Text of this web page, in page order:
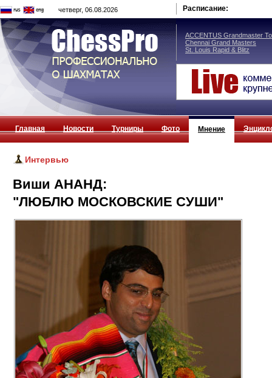
четверг, 06.08.2026 Расписание:
ACCENTUS Grandmaster
Chennai Grand Masters
St. Louis Rapid & Blitz
Главная Новости Турниры Фото Мнение
Интервью
Виши АНАНД:
"ЛЮБЛЮ МОСКОВСКИЕ СУШИ"